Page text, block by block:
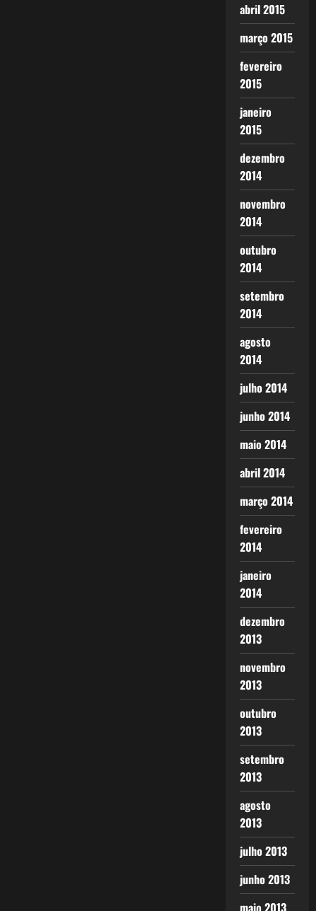
abril 2015
março 2015
fevereiro
2015
janeiro
2015
dezembro
2014
novembro
2014
outubro
2014
setembro
2014
agosto
2014
julho 2014
junho 2014
maio 2014
abril 2014
março 2014
fevereiro
2014
janeiro
2014
dezembro
2013
novembro
2013
outubro
2013
setembro
2013
agosto
2013
julho 2013
junho 2013
maio 2013